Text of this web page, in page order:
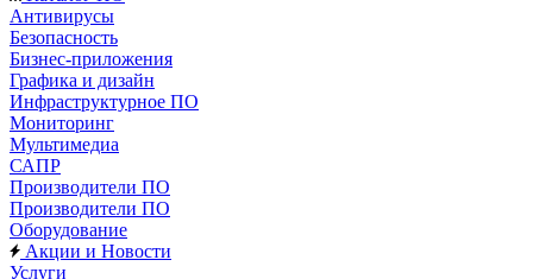
Антивирусы
Безопасность
Бизнес-приложения
Графика и дизайн
Инфраструктурное ПО
Мониторинг
Мультимедиа
САПР
Производители ПО
Производители ПО
Оборудование
Акции и Новости
Услуги